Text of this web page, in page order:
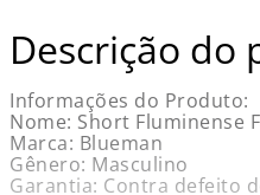
Descrição do
Informações do Produto:
Nome: Short Fluminense
Marca: Blueman
Gênero: Masculino
Garantia: Contra defeito